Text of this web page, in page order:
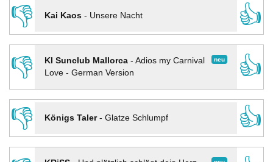
👎
Kai Kaos- Unsere Nacht
👍
👎
neu
KI Sunclub Mallorca- Adios my Carnival
Love - German Version
👍
👎
Königs Taler- Glatze Schlumpf
👍